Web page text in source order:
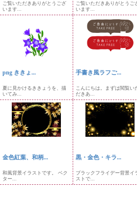
ご覧いただきありがとうござ
います...
ご覧いただきありがとうご
います...
png ききょ...
夏に見かけるききょうを、描
いてみ...
手書き風ラフご...
こんにちは。まずは閲覧い
だきあ...
金色紅葉、和柄...
和風背景イラストです。 ベク
ター...
黒・金色・キラ...
ブラックフライデー背景イ
ストで...